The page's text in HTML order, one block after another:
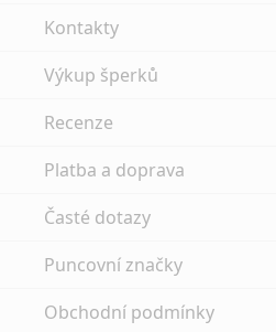
Kontakty
Výkup šperků
Recenze
Platba a doprava
Časté dotazy
Puncovní značky
Obchodní podmínky